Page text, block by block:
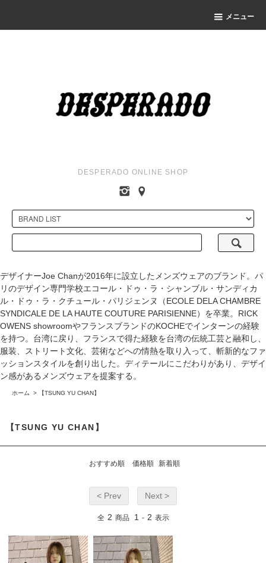
メニュー
DESPERADO ONLINE SHOP
デザイナーJoe Chanが2016年に設立したメンズウェアのブランド。パ
リのデザイン専門学校エコール・ドゥ・ラ・シャンブル・サンディカ
ル・ドゥ・ラ・クチュール・パリジェンヌ（ECOLE DELA CHAMBRE
SYNDICALE DE LA HAUTE COUTURE PARISIENNE）を卒業。RICK
OWENS showroomやフランスブランドのKOCHEでインターンの経験
を持つ。台湾に戻り、フランスで得た経験を台湾の伝統工芸と融和し、
服装、ストリート文化、芸術などへの情熱を取り入って、斬新的なファ
ッションスタイルを創り出した。ディテールにこだわりがあり、デザイ
ン感があるメンズウェアを提案する。
ホーム > 【TSUNG YU CHAN】
【TSUNG YU CHAN】
おすすめ順 価格順 新着順
< Prev Next >
全 2 商品 1 - 2 表示